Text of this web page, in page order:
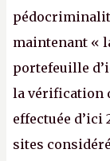
maintenant «
portefeuille
la vérification
effectuée d’ici
sites